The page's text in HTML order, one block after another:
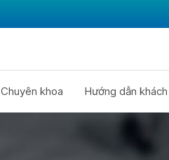
Chuyên khoa Hướng dẫn